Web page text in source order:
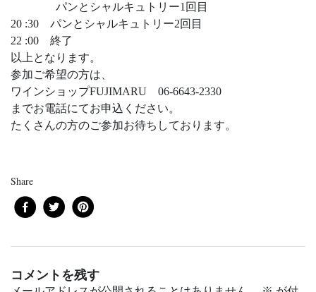
パンとシャルキュトリー1回目
20 :30 パンとシャルキュトリー2回目
22 :00 終了
以上となります。
参加ご希望の方は、
ワインショップFUJIMARU 06-6643-2330
までお電話にてお申込ください。
たくさんの方のご参加お待ちしております。
Share
コメントを残す